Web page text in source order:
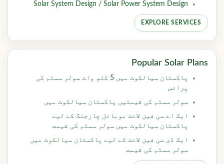
Solar System Design / Solar Power System Design
EXPLORE SERVICES
Popular Solar Plans
پاکستان سیالکوٹ میں 5 کلو واٹ سولر سسٹم کی
پرائس
سولر سسٹم کی قیمتیں پاکستان سیالکوٹ میں
ایک اے سی فین لائٹ موبائل چارجنگ کے لیے
پاکستان سیالکوٹ میں سولر سسٹم کی قیمت
ایک ڈی سی فین لائٹ کے لیے پاکستان سیالکوٹ میں
سولر سسٹم کی قیمت